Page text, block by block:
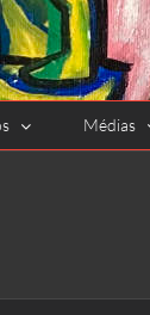
Médias